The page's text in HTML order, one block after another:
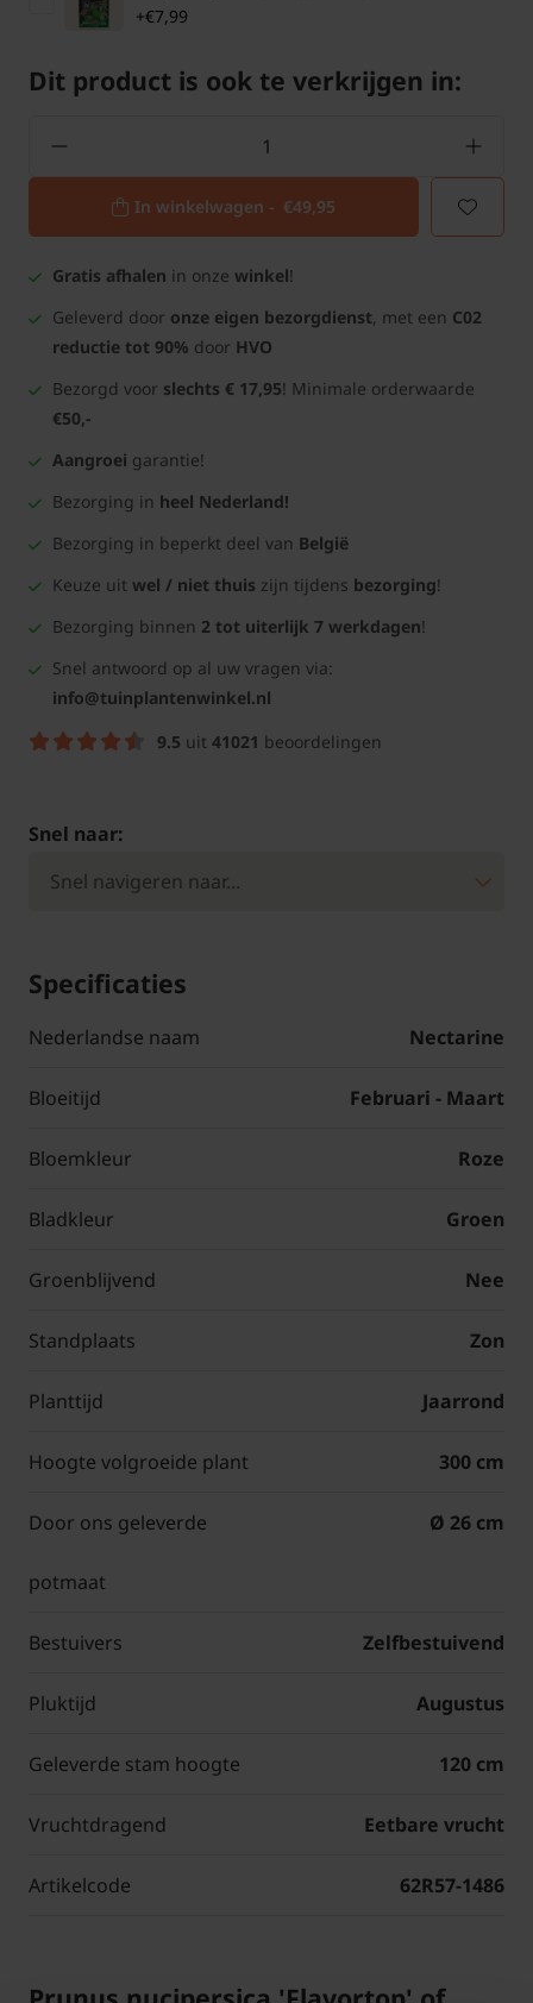
+€7,99
Dit product is ook te verkrijgen in:
In winkelwagen - €49,95
Gratis afhalen in onze winkel!
Geleverd door onze eigen bezorgdienst, met een C02
reductie tot 90% door HVO
Bezorgd voor slechts € 17,95! Minimale orderwaarde
€50,-
Aangroei garantie!
Bezorging in heel Nederland!
Bezorging in beperkt deel van België
Keuze uit wel / niet thuis zijn tijdens bezorging!
Bezorging binnen 2 tot uiterlijk 7 werkdagen!
Snel antwoord op al uw vragen via:
info@tuinplantenwinkel.nl
9.5 uit 41021 beoordelingen
Snel naar:
Specificaties
Nederlandse naam Nectarine
Bloeitijd Februari - Maart
Bloemkleur Roze
Bladkleur Groen
Groenblijvend Nee
Standplaats Zon
Planttijd Jaarrond
Hoogte volgroeide plant 300 cm
Door ons geleverde
potmaat
Ø 26 cm
Bestuivers Zelfbestuivend
Pluktijd Augustus
Geleverde stam hoogte 120 cm
Vruchtdragend Eetbare vrucht
Artikelcode 62R57-1486